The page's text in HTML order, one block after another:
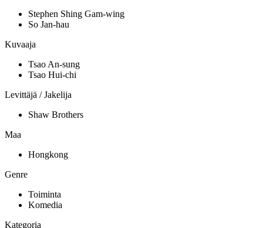
Stephen Shing Gam-wing
So Jan-hau
Kuvaaja
Tsao An-sung
Tsao Hui-chi
Levittäjä / Jakelija
Shaw Brothers
Maa
Hongkong
Genre
Toiminta
Komedia
Kategoria